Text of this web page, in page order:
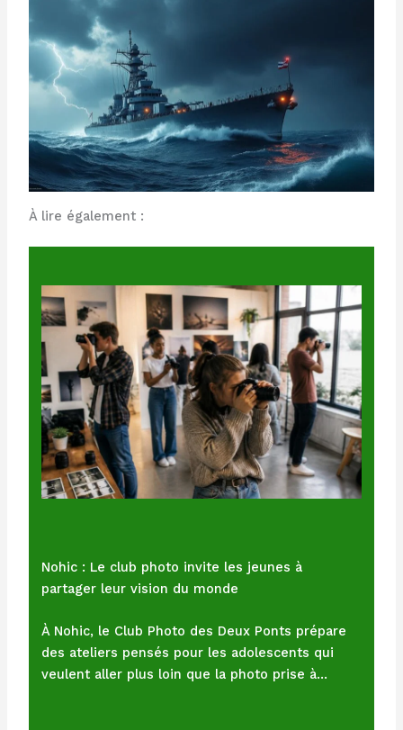
À lire également :
Nohic : Le club photo invite les jeunes à
partager leur vision du monde
À Nohic, le Club Photo des Deux Ponts prépare
des ateliers pensés pour les adolescents qui
veulent aller plus loin que la photo prise à…